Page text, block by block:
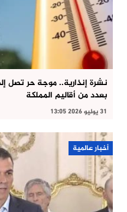
بعدد من أقاليم المملكة
31 يوليو 2026 13:05
أخبار عالمية